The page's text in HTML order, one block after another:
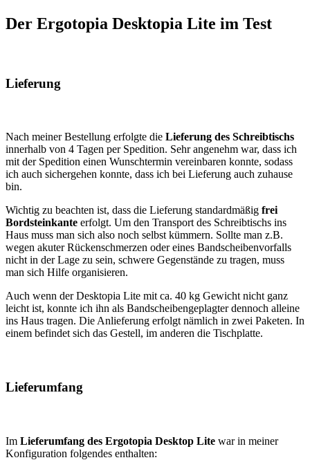
Der Ergotopia Desktopia Lite im Test
Lieferung
Nach meiner Bestellung erfolgte die Lieferung des Schreibtischs
innerhalb von 4 Tagen per Spedition. Sehr angenehm war, dass ich
mit der Spedition einen Wunschtermin vereinbaren konnte, sodass
ich auch sichergehen konnte, dass ich bei Lieferung auch zuhause
bin.
Wichtig zu beachten ist, dass die Lieferung standardmäßig frei
Bordsteinkante erfolgt. Um den Transport des Schreibtischs ins
Haus muss man sich also noch selbst kümmern. Sollte man z.B.
wegen akuter Rückenschmerzen oder eines Bandscheibenvorfalls
nicht in der Lage zu sein, schwere Gegenstände zu tragen, muss
man sich Hilfe organisieren.
Auch wenn der Desktopia Lite mit ca. 40 kg Gewicht nicht ganz
leicht ist, konnte ich ihn als Bandscheibengeplagter dennoch alleine
ins Haus tragen. Die Anlieferung erfolgt nämlich in zwei Paketen. In
einem befindet sich das Gestell, im anderen die Tischplatte.
Lieferumfang
Im Lieferumfang des Ergotopia Desktop Lite war in meiner
Konfiguration folgendes enthalten: